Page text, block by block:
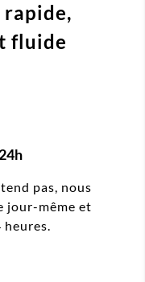
rapide,
fluide
pas, nous
jour-même et
heures.